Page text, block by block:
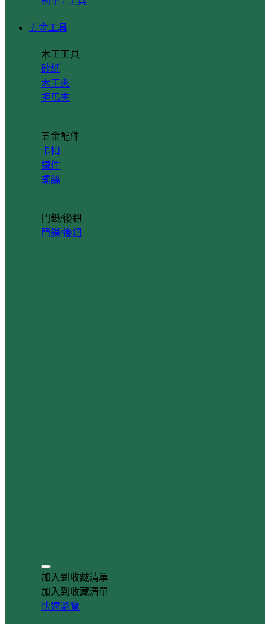
五金工具
木工工具
砂紙
木工夾
拒馬夾
五金配件
卡扣
鐵件
螺絲
門鎖/後鈕
門鎖/後鈕
加入到收藏清單
加入到收藏清單
快速瀏覽